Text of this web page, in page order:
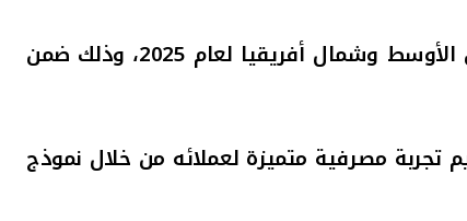
وشمال أفريقيا لعام 2025
، وذلك ضمن
تجربة مصرفية متميزة لعملائه من خلال نموذج